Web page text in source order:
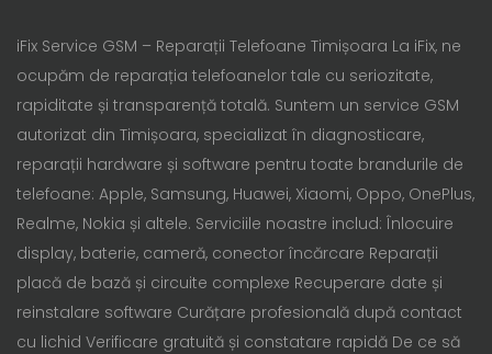
iFix Service GSM – Reparații Telefoane Timișoara La iFix, ne
ocupăm de reparația telefoanelor tale cu seriozitate,
rapiditate și transparență totală. Suntem un service GSM
autorizat din Timișoara, specializat în diagnosticare,
reparații hardware și software pentru toate brandurile de
telefoane: Apple, Samsung, Huawei, Xiaomi, Oppo, OnePlus,
Realme, Nokia și altele. Serviciile noastre includ: Înlocuire
display, baterie, cameră, conector încărcare Reparații
placă de bază și circuite complexe Recuperare date și
reinstalare software Curățare profesională după contact
cu lichid Verificare gratuită și constatare rapidă De ce să